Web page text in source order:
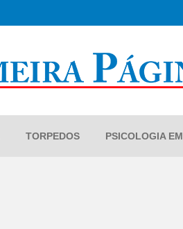
TORPEDOS PSICOLOGIA